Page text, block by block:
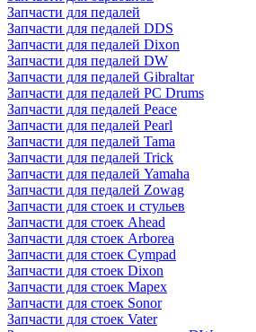
Запчасти для педалей
Запчасти для педалей DDS
Запчасти для педалей Dixon
Запчасти для педалей DW
Запчасти для педалей Gibraltar
Запчасти для педалей PC Drums
Запчасти для педалей Peace
Запчасти для педалей Pearl
Запчасти для педалей Tama
Запчасти для педалей Trick
Запчасти для педалей Yamaha
Запчасти для педалей Zowag
Запчасти для стоек и стульев
Запчасти для стоек Ahead
Запчасти для стоек Arborea
Запчасти для стоек Cympad
Запчасти для стоек Dixon
Запчасти для стоек Mapex
Запчасти для стоек Sonor
Запчасти для стоек Vater